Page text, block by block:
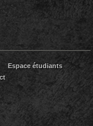
Espace étudiants